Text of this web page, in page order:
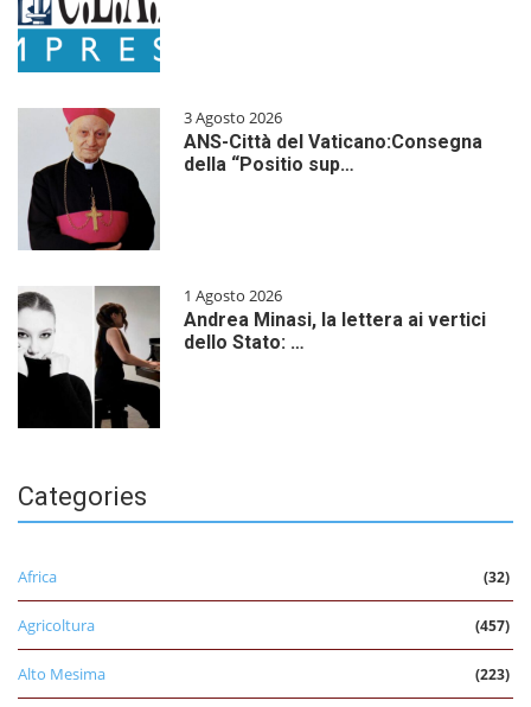
3 Agosto 2026
ANS-Città del Vaticano:Consegna
della “Positio sup…
1 Agosto 2026
Andrea Minasi, la lettera ai vertici
dello Stato: …
Categories
Africa (32)
Agricoltura (457)
Alto Mesima (223)